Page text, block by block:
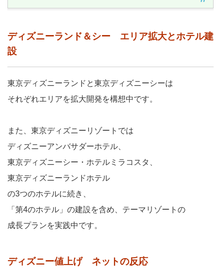
ディズニーランド＆シー エリア拡大とホテル建
設
東京ディズニーランドと東京ディズニーシーは
それぞれエリアを拡大開発を構想中です。
また、東京ディズニーリゾートでは
ディズニーアンバサダーホテル、
東京ディズニーシー・ホテルミラコスタ、
東京ディズニーランドホテル
の3つのホテルに続き、
「第4のホテル」の建設を含め、テーマリゾートの
成長プランを実践中です。
ディズニー値上げ ネットの反応